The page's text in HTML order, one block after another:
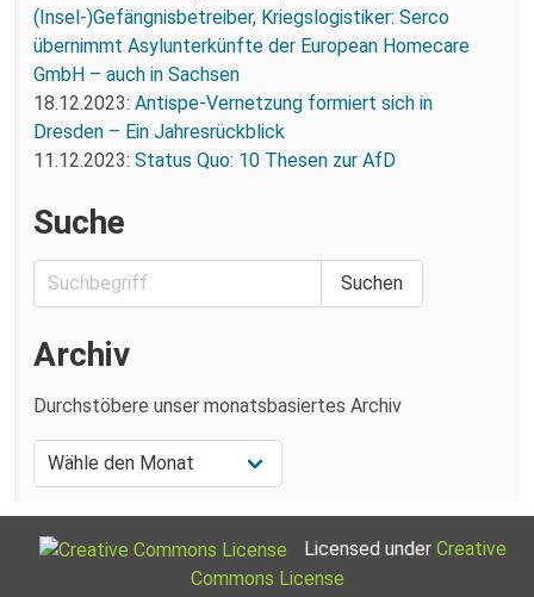
(Insel-)Gefängnisbetreiber, Kriegslogistiker: Serco
übernimmt Asylunterkünfte der European Homecare
GmbH – auch in Sachsen
18.12.2023: Antispe-Vernetzung formiert sich in
Dresden – Ein Jahresrückblick
11.12.2023: Status Quo: 10 Thesen zur AfD
Suche
Archiv
Durchstöbere unser monatsbasiertes Archiv
Licensed under Creative
Commons License